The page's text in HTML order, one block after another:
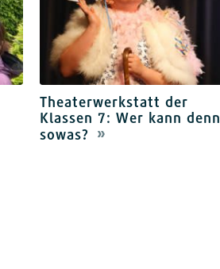
Theaterwerkstatt der
Klassen 7: Wer kann denn
sowas?